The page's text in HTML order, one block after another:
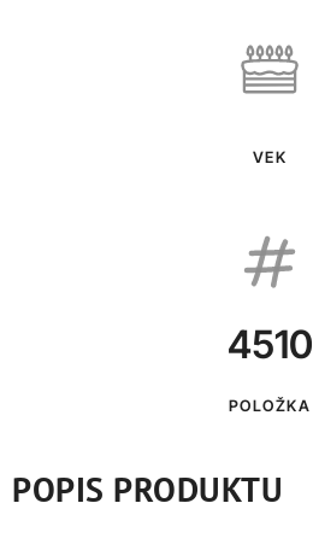
VEK
4510
POLOŽKA
POPIS PRODUKTU